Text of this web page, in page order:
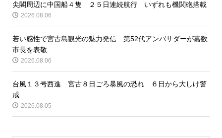
尖閣周辺に中国船４隻 ２５日連続航行 いずれも機関砲搭載
2026.08.06
若い感性で宮古島観光の魅力発信 第52代アンバサダーが嘉数
市長を表敬
2026.08.06
台風１３号西進 宮古８日ごろ暴風の恐れ ６日から大しけ警
戒
2026.08.05